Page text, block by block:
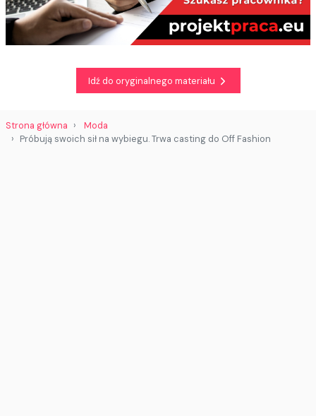
Idź do oryginalnego materiału
Strona główna
Moda
Próbują swoich sił na wybiegu. Trwa casting do Off Fashion